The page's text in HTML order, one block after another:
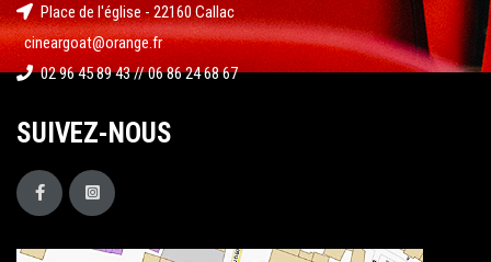
Place de l'église - 22160 Callac
cineargoat@orange.fr
02 96 45 89 43 // 06 86 24 68 67
SUIVEZ-NOUS